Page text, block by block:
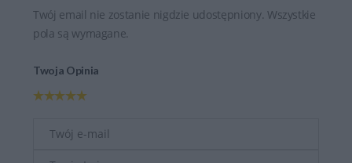
Twój email nie zostanie nigdzie udostępniony. Wszystkie
pola są wymagane.
Twoja Opinia